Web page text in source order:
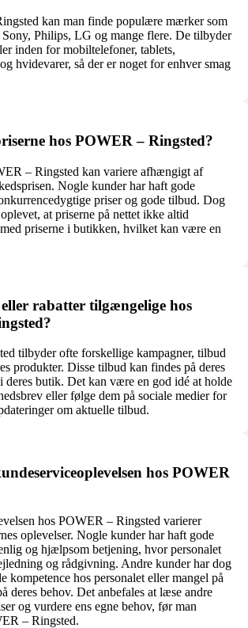
kan man finde populære mærker som
Philips, LG og mange flere. De tilbyder
inden for mobiltelefoner, tablets,
hvidevarer, så der er noget for enhver smag
hos POWER – Ringsted?
– Ringsted kan variere afhængigt af
Nogle kunder har haft gode
priser og gode tilbud. Dog
at priserne på nettet ikke altid
priserne i butikken, hvilket kan være en
rabatter tilgængelige hos
tilbyder ofte forskellige kampagner, tilbud
produkter. Disse tilbud kan findes på deres
deres butik. Det kan være en god idé at holde
eller følge dem på sociale medier for
om aktuelle tilbud.
hos POWER
hos POWER – Ringsted varierer
oplevelser. Nogle kunder har haft gode
og hjælpsom betjening, hvor personalet
og rådgivning. Andre kunder har dog
kompetence hos personalet eller mangel på
deres behov. Det anbefales at læse andre
og vurdere ens egne behov, før man
– Ringsted.